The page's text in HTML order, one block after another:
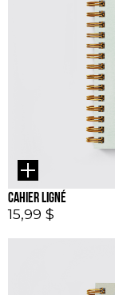
Cahier ligné
15,99 $